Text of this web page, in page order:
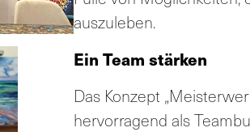
auszuleben.
Ein Team stärken
Das Konzept
hervorragend als